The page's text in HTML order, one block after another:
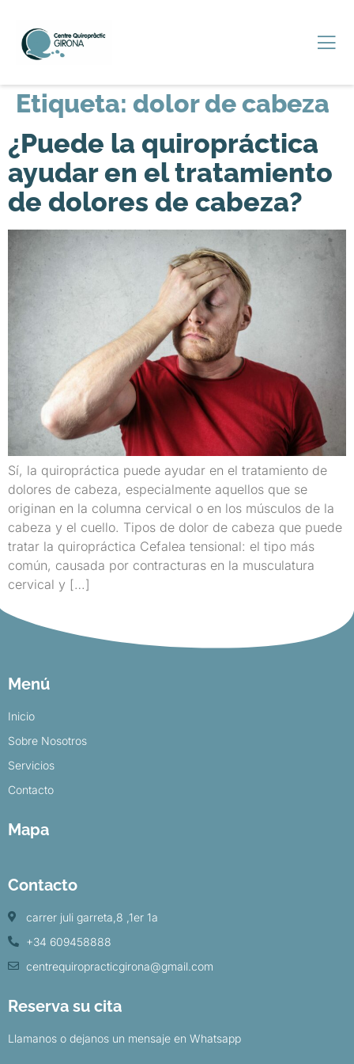
Etiqueta: dolor de cabeza
¿Puede la quiropráctica
ayudar en el tratamiento
de dolores de cabeza?
Sí, la quiropráctica puede ayudar en el tratamiento de
dolores de cabeza, especialmente aquellos que se
originan en la columna cervical o en los músculos de la
cabeza y el cuello. Tipos de dolor de cabeza que puede
tratar la quiropráctica Cefalea tensional: el tipo más
común, causada por contracturas en la musculatura
cervical y […]
Menú
Inicio
Sobre Nosotros
Servicios
Contacto
Mapa
Contacto
carrer juli garreta,8 ,1er 1a
+34 609458888
centrequiropracticgirona@gmail.com
Reserva su cita
Llamanos o dejanos un mensaje en Whatsapp